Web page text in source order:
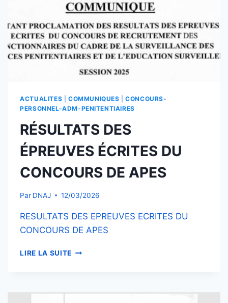
CORPORELLE
ACTUALITES COMMUNIQUES |CONCOURS-
PERSONNEL-ADM-PENITENTIAIRES
RÉSULTATS DES
ÉPREUVES ÉCRITES DU
CONCOURS DE APES
Par DNAJ 12/03/2026
RESULTATS DES EPREUVES ECRITES DU
CONCOURS DE APES
LIRE LA SUITE RÉSULTATS
DU